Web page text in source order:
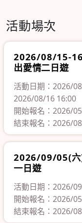
活動場次
2026/08/15-
出愛情二日遊
活動日期：2026/
2026/08/16 16:00
開始報名：2026/
結束報名：2026/
2026/09/05(六
一日遊
活動日期：2026/
開始報名：2026/
結束報名：2026/